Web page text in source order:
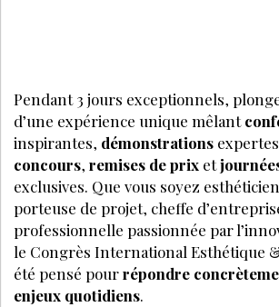
Pendant 3 jours exceptionnels,
d’une expérience unique mêlant
inspirantes, démonstrations
concours, remises de prix et
exclusives. Que vous soyez
porteuse de projet, cheffe
professionnelle passionnée par
le Congrès International Esthétique &
été pensé pourrépondre
enjeux quotidiens.